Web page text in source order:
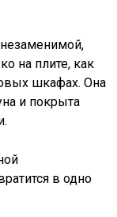
на плите, как
шкафах. Она
и покрыта
в одно